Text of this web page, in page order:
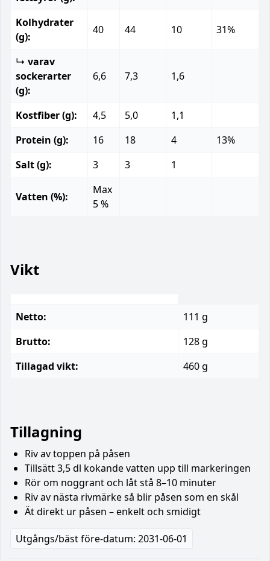
Kolhydrater
(g):
40 44 10 31%
↳ varav
sockerarter
(g):
6,6 7,3 1,6
Kostfiber (g): 4,5 5,0
1,1
Protein (g):
16 18 4
13%
Salt (g):
3 3 1
Vatten (%):
Max
5 %
Vikt
Netto:
111 g
Brutto:
128 g
Tillagad vikt:
460 g
Tillagning
Riv av toppen på påsen
Tillsätt 3,5 dl kokande vatten upp till markeringen
Rör om noggrant och låt stå 8–10 minuter
Riv av nästa rivmärke så blir påsen som en skål
Ät direkt ur påsen – enkelt och smidigt
Utgångs/bäst före-datum: 2031-06-01